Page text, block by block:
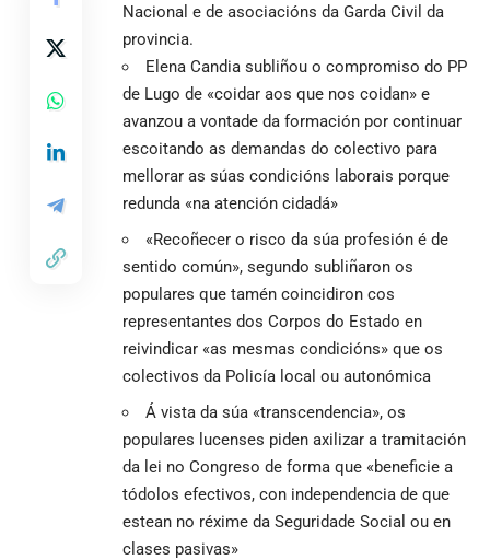
Nacional e de asociacións da Garda Civil da
provincia.
Elena Candia subliñou o compromiso do PP
de Lugo de «coidar aos que nos coidan» e
avanzou a vontade da formación por continuar
escoitando as demandas do colectivo para
mellorar as súas condicións laborais porque
redunda «na atención cidadá»
«Recoñecer o risco da súa profesión é de
sentido común», segundo subliñaron os
populares que tamén coincidiron cos
representantes dos Corpos do Estado en
reivindicar «as mesmas condicións» que os
colectivos da Policía local ou autonómica
Á vista da súa «transcendencia», os
populares lucenses piden axilizar a tramitación
da lei no Congreso de forma que «beneficie a
tódolos efectivos, con independencia de que
estean no réxime da Seguridade Social ou en
clases pasivas»